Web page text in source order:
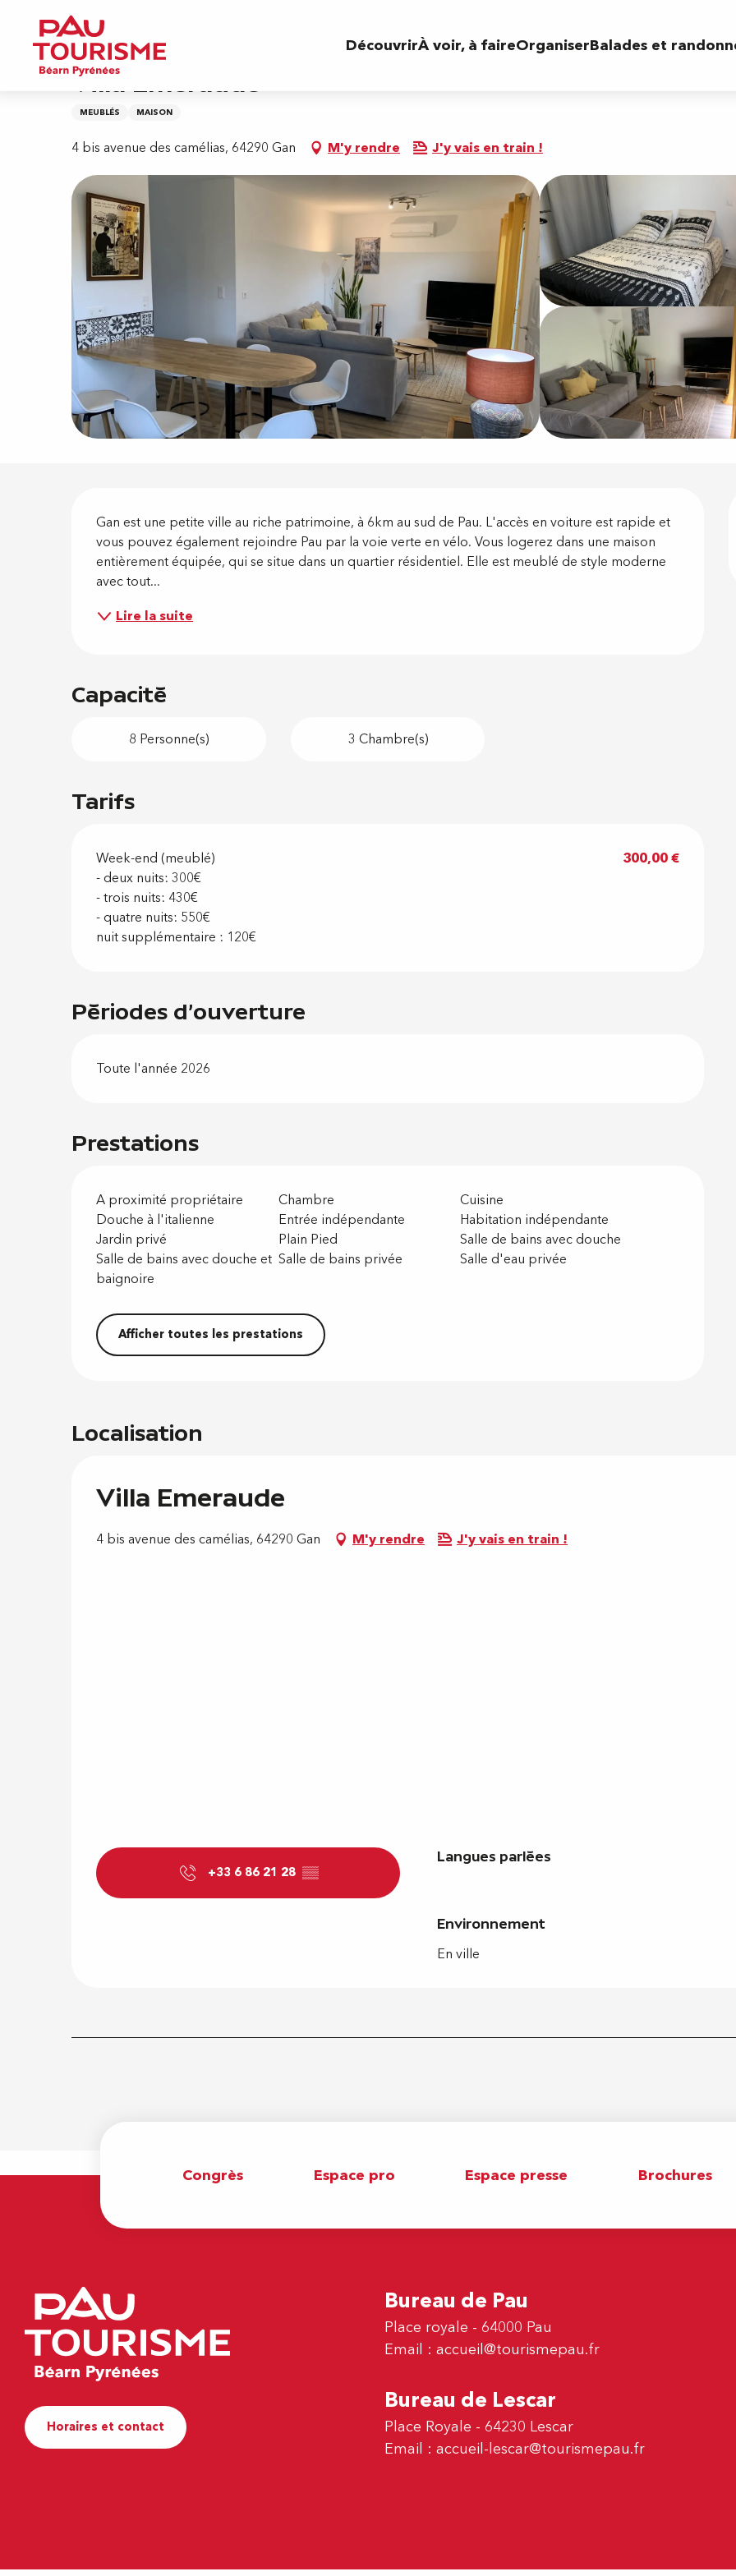
contenu
principal
DécouvrirÀ voir, à faireOrganiserBalades et
Accueil
Villa Emeraude
MEUBLÉS MAISON
4 bis avenue des camélias, 64290 Gan M'y rendre J'y vais en train !
Description
Gan est une petite ville au riche patrimoine, à 6km au sud de Pau. L'accès en voiture est rapide et
vous pouvez également rejoindre Pau par la voie verte en vélo. Vous logerez dans une maison
entièrement équipée, qui se situe dans un quartier résidentiel. Elle est meublé de style moderne
avec tout...
Lire la suite
Capacité
8 Personne(s) 3 Chambre(s)
Prestations
A proximité propriétaire Chambre
Cuisine
Douche à l'italienne
Entrée indépendante
Habitation indépendante
Jardin privé
Plain Pied
Salle de bains avec douche
Salle de bains avec douche et
baignoire
Salle de bains privée Salle d'eau privée
Afficher toutes les prestations
Tarifs
Week-end (meublé)
300,00 €
- deux nuits: 300€
- trois nuits: 430€
- quatre nuits: 550€
nuit supplémentaire : 120€
Périodes d'ouverture
Toute l'année 2026
Localisation
Villa Emeraude
4 bis avenue des camélias, 64290 Gan M'y rendre J'y vais en train !
+33 6 86 21 28 ▒▒
Langues parlées
Langues parlées
Environnement
Environnement
En ville
Congrès Espace pro Espace presse Brochures
Horaires et contact
Bureau de Pau
Place royale - 64000 Pau
Email : accueil@tourismepau.fr
Bureau de Lescar
Place Royale - 64230 Lescar
Email : accueil-lescar@tourismepau.fr